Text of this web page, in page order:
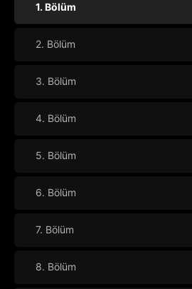
1. Bölüm
2. Bölüm
3. Bölüm
4. Bölüm
5. Bölüm
6. Bölüm
7. Bölüm
8. Bölüm